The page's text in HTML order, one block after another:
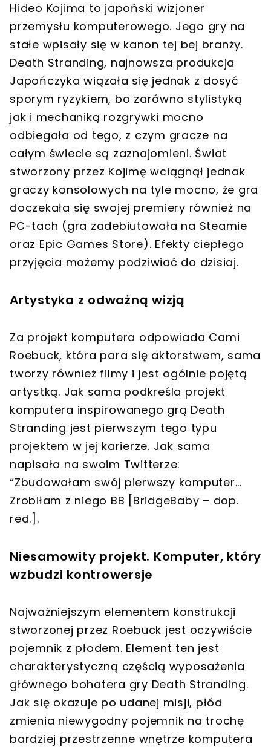
Hideo Kojima to japoński wizjoner
przemysłu komputerowego. Jego gry na
stałe wpisały się w kanon tej bej branży.
Death Stranding, najnowsza produkcja
Japończyka wiązała się jednak z dosyć
sporym ryzykiem, bo zarówno stylistyką
jak i mechaniką rozgrywki mocno
odbiegała od tego, z czym gracze na
całym świecie są zaznajomieni. Świat
stworzony przez Kojimę wciągnął jednak
graczy konsolowych na tyle mocno, że gra
doczekała się swojej premiery również na
PC-tach (gra zadebiutowała na Steamie
oraz Epic Games Store). Efekty ciepłego
przyjęcia możemy podziwiać do dzisiaj.
Artystyka z odważną wizją
Za projekt komputera odpowiada Cami
Roebuck, która para się aktorstwem, sama
tworzy również filmy i jest ogólnie pojętą
artystką. Jak sama podkreśla projekt
komputera inspirowanego grą Death
Stranding jest pierwszym tego typu
projektem w jej karierze. Jak sama
napisała na swoim Twitterze:
“Zbudowałam swój pierwszy komputer...
Zrobiłam z niego BB [BridgeBaby – dop.
red.].
Niesamowity projekt. Komputer, który
wzbudzi kontrowersje
Najważniejszym elementem konstrukcji
stworzonej przez Roebuck jest oczywiście
pojemnik z płodem. Element ten jest
charakterystyczną częścią wyposażenia
głównego bohatera gry Death Stranding.
Jak się okazuje po udanej misji, płód
zmienia niewygodny pojemnik na trochę
bardziej przestrzenne wnętrze komputera